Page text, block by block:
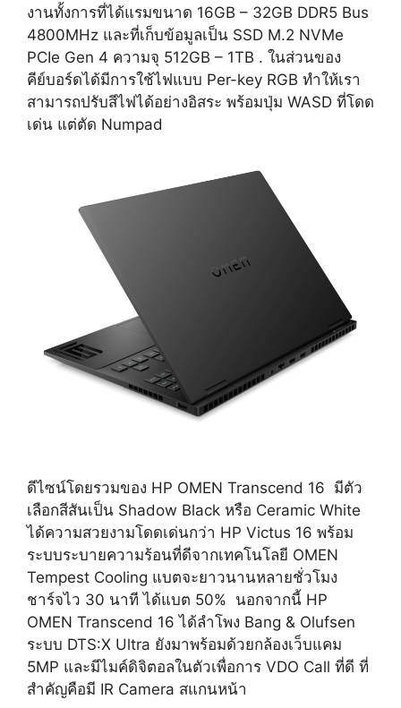
งานทั้งการที่ได้แรมขนาด 16GB – 32GB DDR5 Bus
4800MHz และที่เก็บข้อมูลเป็น SSD M.2 NVMe
PCIe Gen 4 ความจุ 512GB – 1TB . ในส่วนของ
คีย์บอร์ดได้มีการใช้ไฟแบบ Per-key RGB ทำให้เรา
สามารถปรับสีไฟได้อย่างอิสระ พร้อมปุ่ม WASD ที่โดด
เด่น แต่ตัด Numpad
ดีไซน์โดยรวมของ HP OMEN Transcend 16 มีตัว
เลือกสีสันเป็น Shadow Black​ หรือ Ceramic White
ได้ความสวยงามโดดเด่นกว่า HP Victus 16 พร้อม
ระบบระบายความร้อนที่ดีจากเทคโนโลยี OMEN
Tempest Cooling แบตจะยาวนานหลายชั่วโมง
ชาร์จไว 30 นาที ได้แบต 50% นอกจากนี้ HP
OMEN Transcend 16 ได้ลำโพง Bang & Olufsen
ระบบ DTS:X Ultra ยังมาพร้อมด้วยกล้องเว็บแคม
5MP และมีไมค์ดิจิตอลในตัวเพื่อการ VDO Call ที่ดี ที่
สำคัญคือมี IR Camera สแกนหน้า